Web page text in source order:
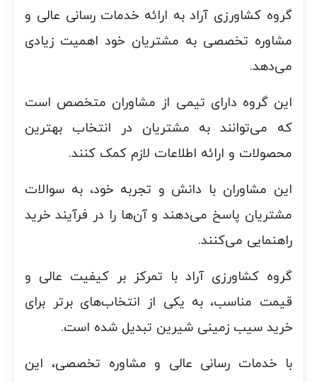
گروه کشاورزی آراد به ارائه خدمات رسانی عالی و
مشاوره تخصصی به مشتریان خود اهمیت زیادی
می‌دهد.
این گروه دارای تیمی از مشاوران متخصص است
که می‌توانند به مشتریان در انتخاب بهترین
محصولات و ارائه اطلاعات لازم کمک کنند.
این مشاوران با دانش و تجربه خود، به سوالات
مشتریان پاسخ می‌دهند و آن‌ها را در فرآیند خرید
راهنمایی می‌کنند.
گروه کشاورزی آراد با تمرکز بر کیفیت عالی و
قیمت مناسب، به یکی از انتخاب‌های برتر برای
خرید سیب زمینی شیرین تبدیل شده است.
با خدمات رسانی عالی و مشاوره تخصصی، این